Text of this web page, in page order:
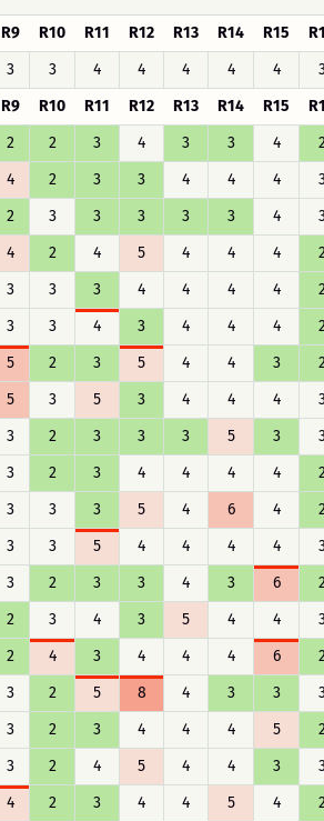
R9 R10 R11 R12 R13 R14 R15
3 3 4 4 4 4 4
R9 R10 R11 R12 R13 R14 R15
2 2 3 4 3 3 4
4 2 3 3 4 4 4
2 3 3 3 3 3 4
4 2 4 5 4 4 4
3 3 3 4 4 4 4
3 3 4 3 4 4 4
5 2 3 5 4 4 3
5 3 5 3 4 4 4
3 2 3 3 3 5 3
3 2 3 4 4 4 4
3 3 3 5 4 6 4
3 3 5 4 4 4 4
3 2 3 3 4 3 6
2 3 4 3 5 4 4
2 4 3 4 4 4 6
3 2 5 8 4 3 3
3 2 3 4 4 4 5
3 2 4 5 4 4 3
4 2 3 4 4 5 4